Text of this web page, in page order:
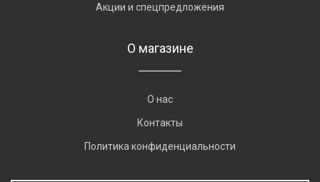
Акции и спецпредложения
О магазине
О нас
Контакты
Политика конфиденциальности